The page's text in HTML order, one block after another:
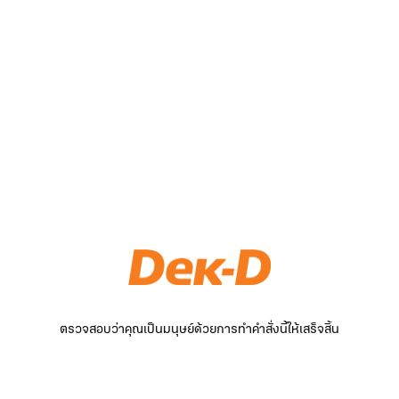
ตรวจสอบว่าคุณเป็นมนุษย์ด้วยการทำคำสั่งนี้ให้เสร็จสิ้น